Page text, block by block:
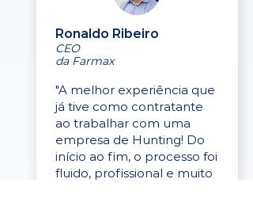
Ronaldo Ribeiro
CEO
da Farmax
"A melhor experiência que
já tive como contratante
ao trabalhar com uma
empresa de Hunting! Do
início ao fim, o processo foi
fluido, profissional e muito